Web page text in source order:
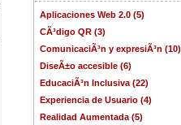
Aplicaciones Web 2.0 (5)
CÃ³digo QR (3)
ComunicaciÃ³n y expresiÃ³n (10)
DiseÃ±o accesible (6)
EducaciÃ³n Inclusiva (22)
Experiencia de Usuario (4)
Realidad Aumentada (5)